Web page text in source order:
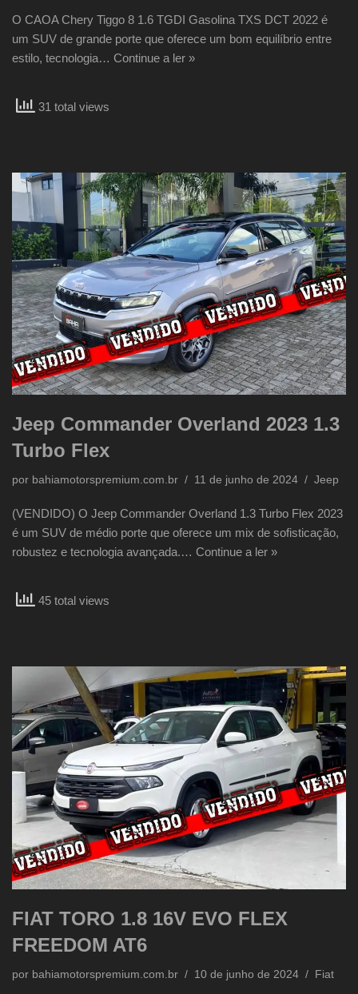
O CAOA Chery Tiggo 8 1.6 TGDI Gasolina TXS DCT 2022 é
um SUV de grande porte que oferece um bom equilíbrio entre
estilo, tecnologia… Continue a ler »
31 total views
Jeep Commander Overland 2023 1.3
Turbo Flex
por bahiamotorspremium.com.br 11 de junho de 2024 Jeep
(VENDIDO) O Jeep Commander Overland 1.3 Turbo Flex 2023
é um SUV de médio porte que oferece um mix de sofisticação,
robustez e tecnologia avançada.… Continue a ler »
45 total views
FIAT TORO 1.8 16V EVO FLEX
FREEDOM AT6
por bahiamotorspremium.com.br 10 de junho de 2024 Fiat